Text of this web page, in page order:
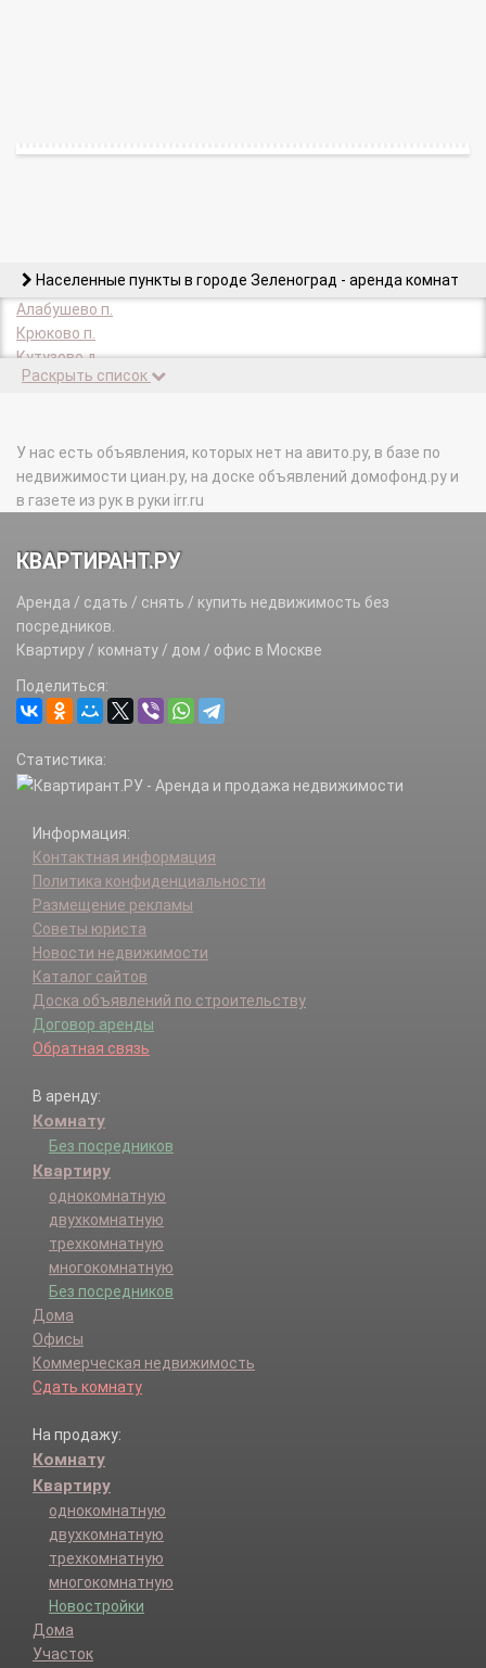
Населенные пункты в городе Зеленоград - аренда комнат
Алабушево п.
Крюково п.
Кутузово д.
Малино п.
Раскрыть список
У нас есть объявления, которых нет на авито.ру, в базе по
недвижимости циан.ру, на доске объявлений домофонд.ру и
в газете из рук в руки irr.ru
КВАРТИРАНТ.РУ
Аренда / сдать / снять / купить недвижимость без
посредников.
Квартиру / комнату / дом / офис в Москве
Поделиться:
Статистика:
Информация:
Контактная информация
Политика конфиденциальности
Размещение рекламы
Советы юриста
Новости недвижимости
Каталог сайтов
Доска объявлений по строительству
Договор аренды
Обратная связь
В аренду:
Комнату
Без посредников
Квартиру
однокомнатную
двухкомнатную
трехкомнатную
многокомнатную
Без посредников
Дома
Офисы
Коммерческая недвижимость
Сдать комнату
На продажу:
Комнату
Квартиру
однокомнатную
двухкомнатную
трехкомнатную
многокомнатную
Новостройки
Дома
Участок